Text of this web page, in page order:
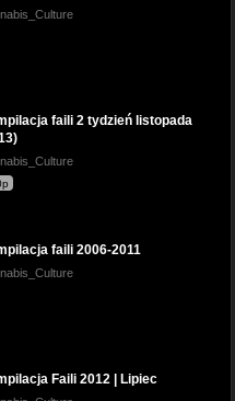
faili 2 tydzień listopada
faili 2006-2011
Faili 2012 | Lipiec